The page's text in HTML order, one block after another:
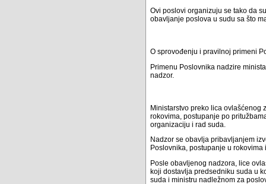
Ovi poslovi organizuju se tako da
obavljanje poslova u sudu sa što
O sprovođenju i pravilnoj primeni
Primenu Poslovnika nadzire
nadzor.
Ministarstvo preko lica ovlašćenog
rokovima, postupanje po
organizaciju i rad suda.
Nadzor se obavlja pribavljanjem
Poslovnika, postupanje u
Posle obavljenog nadzora, lice
koji dostavlja predsedniku suda u
suda i ministru nadležnom za